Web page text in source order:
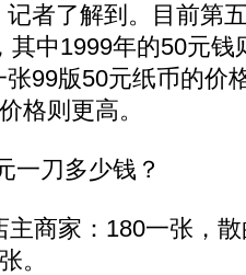
者了解到。目前第
其中1999年的50元钱
99版50元纸币的价
格则更高。
一刀多少钱？
商家：180一张，
。